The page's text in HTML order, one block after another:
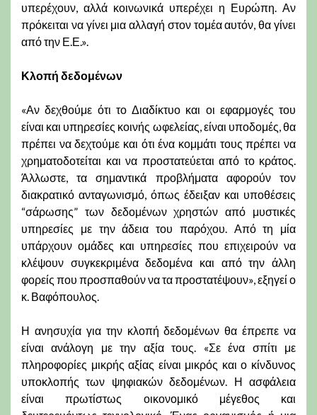
υπερέχουν, αλλά κοινωνικά υπερέχει η Ευρώπη. Αν
πρόκειται να γίνει μια αλλαγή στον τομέα αυτόν, θα γίνει
από την Ε.Ε.».
Κλοπή δεδομένων
«Αν δεχθούμε ότι το Διαδίκτυο και οι εφαρμογές του
είναι και υπηρεσίες κοινής ωφελείας, είναι υποδομές, θα
πρέπει να δεχτούμε και ότι ένα κομμάτι τους πρέπει να
χρηματοδοτείται και να προστατεύεται από το κράτος.
Άλλωστε, τα σημαντικά προβλήματα αφορούν τον
διακρατικό ανταγωνισμό, όπως έδειξαν και υποθέσεις
“σάρωσης” των δεδομένων χρηστών από μυστικές
υπηρεσίες με την άδεια του παρόχου. Από τη μία
υπάρχουν ομάδες και υπηρεσίες που επιχειρούν να
κλέψουν συγκεκριμένα δεδομένα και από την άλλη
φορείς που προσπαθούν να τα προστατέψουν», εξηγεί ο
κ. Βαφόπουλος.
Η ανησυχία για την κλοπή δεδομένων θα έπρεπε να
είναι ανάλογη με την αξία τους. «Σε ένα σπίτι με
πληροφορίες μικρής αξίας είναι μικρός και ο κίνδυνος
υποκλοπής των ψηφιακών δεδομένων. Η ασφάλεια
είναι πρωτίστως οικονομικό μέγεθος και